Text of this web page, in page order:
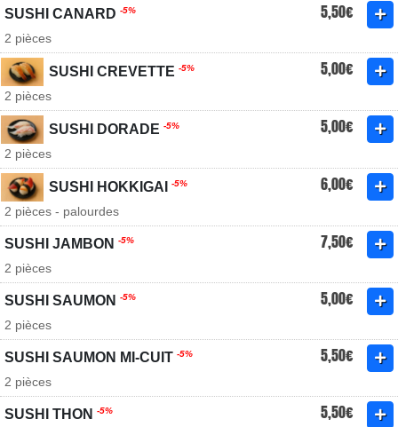
SUSHI CANARD -5% 5,50€
2 pièces
SUSHI CREVETTE -5% 5,00€
2 pièces
SUSHI DORADE -5% 5,00€
2 pièces
SUSHI HOKKIGAI -5% 6,00€
2 pièces - palourdes
SUSHI JAMBON -5% 7,50€
2 pièces
SUSHI SAUMON -5% 5,00€
2 pièces
SUSHI SAUMON MI-CUIT -5% 5,50€
2 pièces
SUSHI THON -5% 5,50€